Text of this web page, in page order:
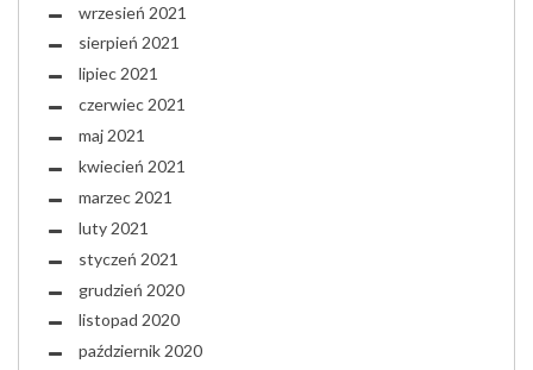
wrzesień 2021
sierpień 2021
lipiec 2021
czerwiec 2021
maj 2021
kwiecień 2021
marzec 2021
luty 2021
styczeń 2021
grudzień 2020
listopad 2020
październik 2020